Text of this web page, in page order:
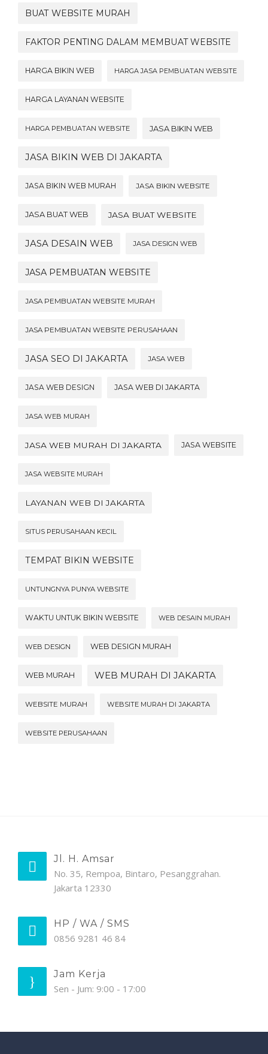
BUAT WEBSITE MURAH
FAKTOR PENTING DALAM MEMBUAT WEBSITE
HARGA BIKIN WEB HARGA JASA PEMBUATAN WEBSITE
HARGA LAYANAN WEBSITE
HARGA PEMBUATAN WEBSITE JASA BIKIN WEB
JASA BIKIN WEB DI JAKARTA
JASA BIKIN WEB MURAH JASA BIKIN WEBSITE
JASA BUAT WEB JASA BUAT WEBSITE
JASA DESAIN WEB JASA DESIGN WEB
JASA PEMBUATAN WEBSITE
JASA PEMBUATAN WEBSITE MURAH
JASA PEMBUATAN WEBSITE PERUSAHAAN
JASA SEO DI JAKARTA JASA WEB
JASA WEB DESIGN JASA WEB DI JAKARTA
JASA WEB MURAH
JASA WEB MURAH DI JAKARTA JASA WEBSITE
JASA WEBSITE MURAH
LAYANAN WEB DI JAKARTA
SITUS PERUSAHAAN KECIL
TEMPAT BIKIN WEBSITE
UNTUNGNYA PUNYA WEBSITE
WAKTU UNTUK BIKIN WEBSITE WEB DESAIN MURAH
WEB DESIGN WEB DESIGN MURAH
WEB MURAH WEB MURAH DI JAKARTA
WEBSITE MURAH WEBSITE MURAH DI JAKARTA
WEBSITE PERUSAHAAN
Jl. H. Amsar
No. 35, Rempoa, Bintaro, Pesanggrahan.
Jakarta 12330
HP / WA / SMS
0856 9281 46 84
Jam Kerja
Sen - Jum: 9:00 - 17:00